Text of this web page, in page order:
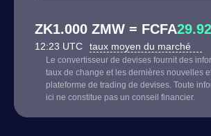
ZK1.000 ZMW = FCFA
12:23 UTC taux moyen du marché
Le convertisseur de devises fournit des
taux de change et les dernières nouvelles
plateforme de trading de devises. Toute
ici ne constitue pas un conseil financier.